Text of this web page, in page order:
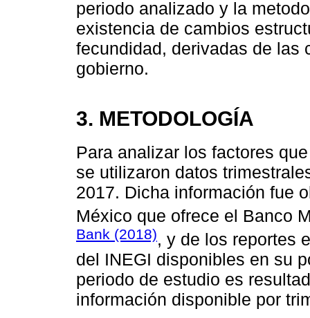
periodo analizado y la
existencia de cambios
fecundidad, derivadas de las
gobierno.
3. METODOLOGÍA
Para analizar los factores
se utilizaron datos
2017. Dicha información fue
México que ofrece el Banco
Bank (2018), y de los reportes
del INEGI disponibles en su
periodo de estudio es
información disponible por